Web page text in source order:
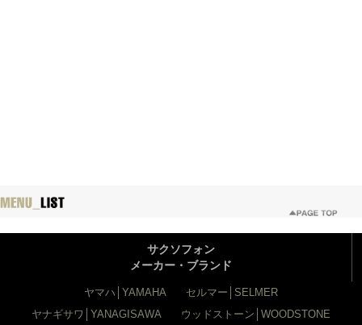
サクソフォン
メーカー・ブランド
ヤマハ│YAMAHA
セルマー│SELMER
ヤナギサワ│YANAGISAWA
ウッドストーン│WOODSTONE